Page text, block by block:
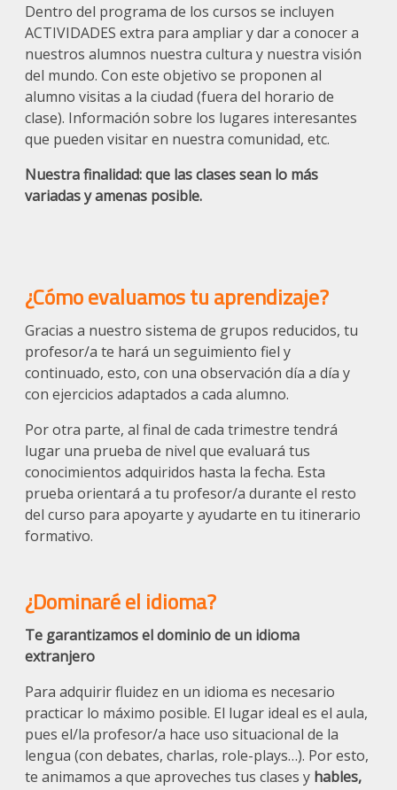
Dentro del programa de los cursos se incluyen
ACTIVIDADES extra para ampliar y dar a conocer a
nuestros alumnos nuestra cultura y nuestra visión
del mundo. Con este objetivo se proponen al
alumno visitas a la ciudad (fuera del horario de
clase). Información sobre los lugares interesantes
que pueden visitar en nuestra comunidad, etc.
Nuestra finalidad: que las clases sean lo más
variadas y amenas posible.
¿Cómo evaluamos tu aprendizaje?
Gracias a nuestro sistema de grupos reducidos, tu
profesor/a te hará un seguimiento fiel y
continuado, esto, con una observación día a día y
con ejercicios adaptados a cada alumno.
Por otra parte, al final de cada trimestre tendrá
lugar una prueba de nivel que evaluará tus
conocimientos adquiridos hasta la fecha. Esta
prueba orientará a tu profesor/a durante el resto
del curso para apoyarte y ayudarte en tu itinerario
formativo.
¿Dominaré el idioma?
Te garantizamos el dominio de un idioma
extranjero
Para adquirir fluidez en un idioma es necesario
practicar lo máximo posible. El lugar ideal es el aula,
pues el/la profesor/a hace uso situacional de la
lengua (con debates, charlas, role-plays…). Por esto,
te animamos a que aproveches tus clases y hables,